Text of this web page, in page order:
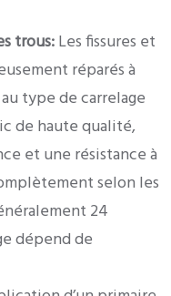
trous:Les fissures et
réparés à
type de carrelage
de haute qualité,
et une résistance à
selon les
24
dépend de